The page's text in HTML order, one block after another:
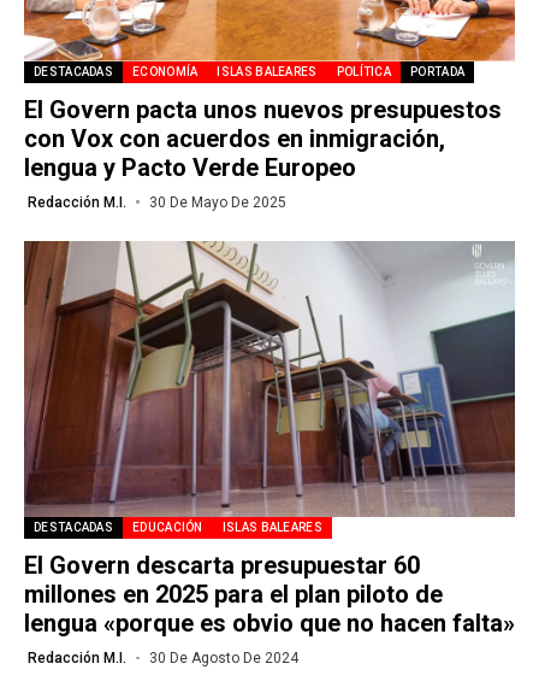
DESTACADAS ECONOMÍA ISLAS BALEARES POLÍTICA PORTADA
El Govern pacta unos nuevos presupuestos
con Vox con acuerdos en inmigración,
lengua y Pacto Verde Europeo
Redacción M.I. 30 De Mayo De 2025
DESTACADAS EDUCACIÓN ISLAS BALEARES
El Govern descarta presupuestar 60
millones en 2025 para el plan piloto de
lengua «porque es obvio que no hacen falta»
Redacción M.I. 30 De Agosto De 2024